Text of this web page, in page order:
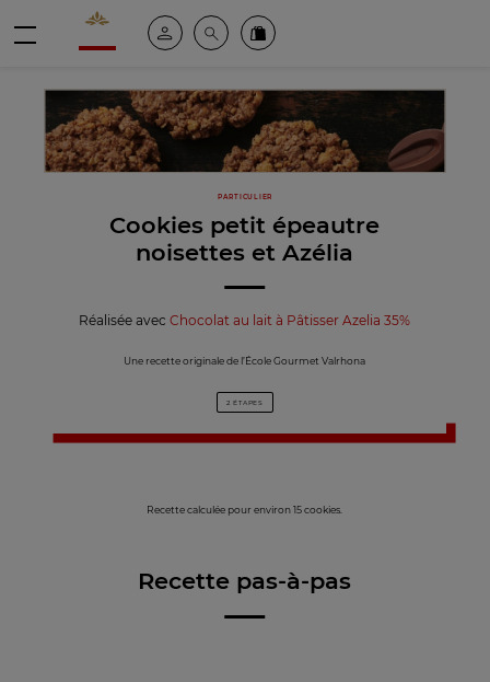
Valrhona - Imaginons le meilleur du chocolat
Espace clientRechercheCommandez en ligne
PARTICULIER
Cookies petit épeautre
noisettes et Azélia
Réalisée avecChocolat au lait à Pâtisser Azelia 35%
Une recette originale de l’École Gourmet Valrhona
2 ÉTAPES
Recette calculée pour environ 15 cookies.
Recette pas-à-pas